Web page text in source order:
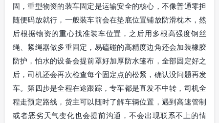
固，重型物资的装车固定是运输安全的核心，不像普通零担
随便码放就行，一般装车前会在垫底位置铺放防滑枕木，然
后根据物资的重心找准装车位置，之后用多根高强度钢丝
绳、紧绳器做多重固定，易磕碰的高精度边角还会加装橡胶
防护，怕水的设备会提前罩好加厚防水篷布，全部固定好之
后，司机还会再次检查每个固定点的松紧，确认没问题再发
车。第四步是全程在途跟踪，专车都是直发不中转，司机全
程走预定路线，货主可以随时了解车辆位置，遇到高速管制
或者恶劣天气变化也会提前沟通，不会出现联系不上的情